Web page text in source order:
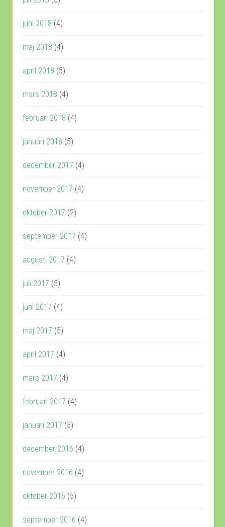
juni 2018 (4)
maj 2018 (4)
april 2018 (5)
mars 2018 (4)
februari 2018 (4)
januari 2018 (5)
december 2017 (4)
november 2017 (4)
oktober 2017 (2)
september 2017 (4)
augusti 2017 (4)
juli 2017 (5)
juni 2017 (4)
maj 2017 (5)
april 2017 (4)
mars 2017 (4)
februari 2017 (4)
januari 2017 (5)
december 2016 (4)
november 2016 (4)
oktober 2016 (5)
september 2016 (4)